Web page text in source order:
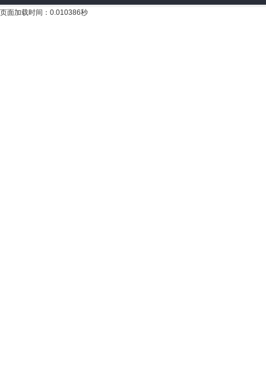
页面加载时间：0.010386秒